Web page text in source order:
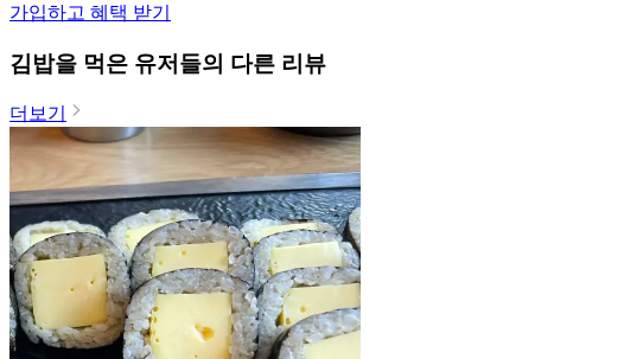
가입하고 혜택 받기
김밥을 먹은 유저들의 다른 리뷰
더보기